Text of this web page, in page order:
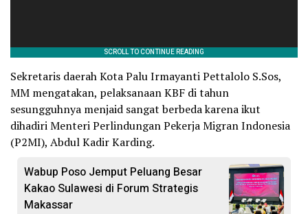
Sekretaris daerah Kota Palu Irmayanti Pettalolo S.Sos,
MM mengatakan, pelaksanaan KBF di tahun
sesungguhnya menjaid sangat berbeda karena ikut
dihadiri Menteri Perlindungan Pekerja Migran Indonesia
(P2MI), Abdul Kadir Karding.
Wabup Poso Jemput Peluang Besar
Kakao Sulawesi di Forum Strategis
Makassar